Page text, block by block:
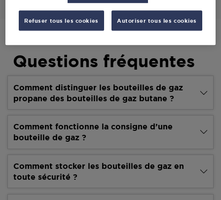
Questions fréquentes
Comment distinguer les bouteilles de gaz
propane des bouteilles de gaz butane ?
Comment fonctionne la consigne d’une
bouteille de gaz ?
Comment stocker les bouteilles de gaz en
toute sécurité ?
Refuser tous les cookies Autoriser tous les cookies